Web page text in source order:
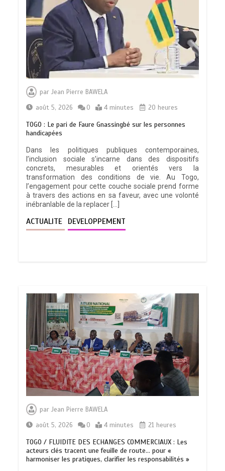
parJean Pierre BAWELA
août 5, 2026
0 4 minutes 20 heures
TOGO : Le pari de Faure Gnassingbé sur les personnes
handicapées
Dans les politiques publiques contemporaines,
l’inclusion sociale s’incarne dans des dispositifs
concrets, mesurables et orientés vers la
transformation des conditions de vie. Au Togo,
l’engagement pour cette couche sociale prend forme
à travers des actions en sa faveur, avec une volonté
inébranlable de la replacer […]
ACTUALITE DEVELOPPEMENT
parJean Pierre BAWELA
août 5, 2026
0 4 minutes 21 heures
TOGO / FLUIDITE DES ECHANGES COMMERCIAUX : Les
acteurs clés tracent une feuille de route… pour «
harmoniser les pratiques, clarifier les responsabilités »